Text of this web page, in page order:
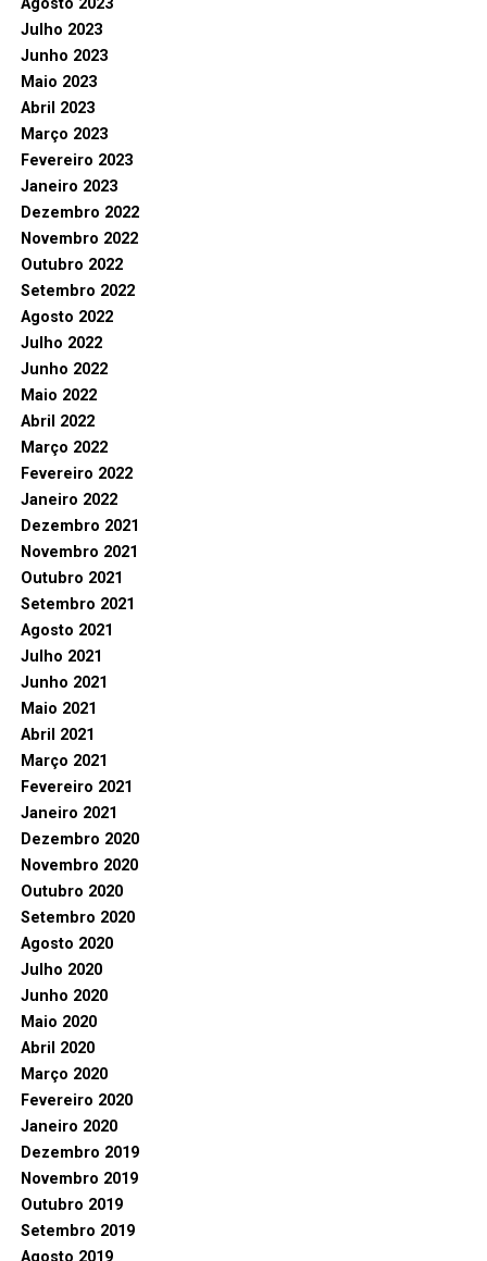
Agosto 2023
Julho 2023
Junho 2023
Maio 2023
Abril 2023
Março 2023
Fevereiro 2023
Janeiro 2023
Dezembro 2022
Novembro 2022
Outubro 2022
Setembro 2022
Agosto 2022
Julho 2022
Junho 2022
Maio 2022
Abril 2022
Março 2022
Fevereiro 2022
Janeiro 2022
Dezembro 2021
Novembro 2021
Outubro 2021
Setembro 2021
Agosto 2021
Julho 2021
Junho 2021
Maio 2021
Abril 2021
Março 2021
Fevereiro 2021
Janeiro 2021
Dezembro 2020
Novembro 2020
Outubro 2020
Setembro 2020
Agosto 2020
Julho 2020
Junho 2020
Maio 2020
Abril 2020
Março 2020
Fevereiro 2020
Janeiro 2020
Dezembro 2019
Novembro 2019
Outubro 2019
Setembro 2019
Agosto 2019